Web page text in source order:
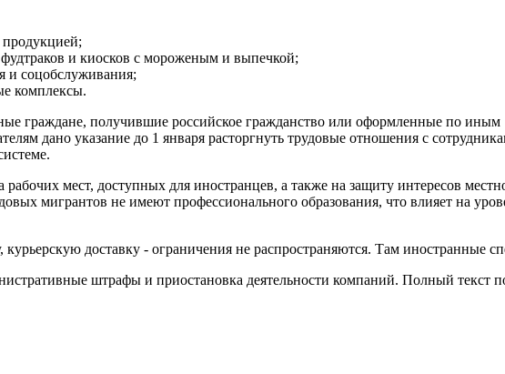
продукцией;
и киосков с мороженым и выпечкой;
и соцобслуживания;
комплексы.
граждане, получившие российское гражданство или оформленные по иным
дано указание до 1 января расторгнуть трудовые отношения с
мест, доступных для иностранцев, а также на защиту интересов
мигрантов не имеют профессионального образования, что влияет на
доставку - ограничения не распространяются. Там иностранные
штрафы и приостановка деятельности компаний. Полный текст